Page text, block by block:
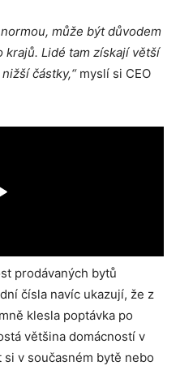
může být důvodem
krajů. Lidé tam získají větší
částky,“myslí si CEO
prodávaných bytů
čísla navíc ukazují, že z
klesla poptávka po
většina domácností v
v současném bytě nebo